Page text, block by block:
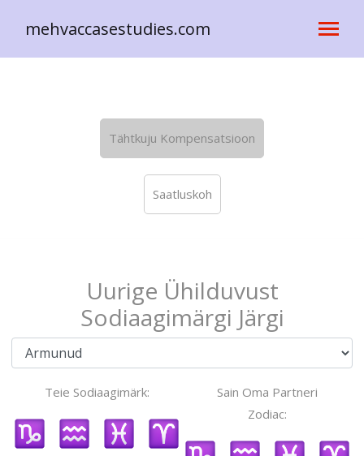
mehvaccasestudies.com
Tähtkuju Kompensatsioon
Saatluskoh
Uurige Ühilduvust
Sodiaagimärgi Järgi
Teie Sodiaagimärk:
Sain Oma Partneri
Zodiac: